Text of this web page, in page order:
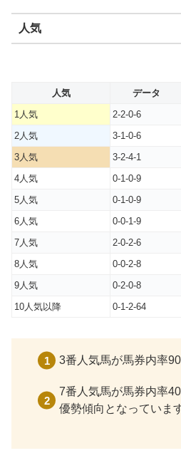
人気
人気 データ
1人気
2-2-0-6
2人気
3-1-0-6
3人気
3-2-4-1
4人気
0-1-0-9
5人気
0-1-0-9
6人気
0-0-1-9
7人気
2-0-2-6
8人気
0-0-2-8
9人気
0-2-0-8
10人気以降
0-1-2-64
3番人気馬が馬券内率
7番人気馬が馬券内率
優勢傾向となっていま